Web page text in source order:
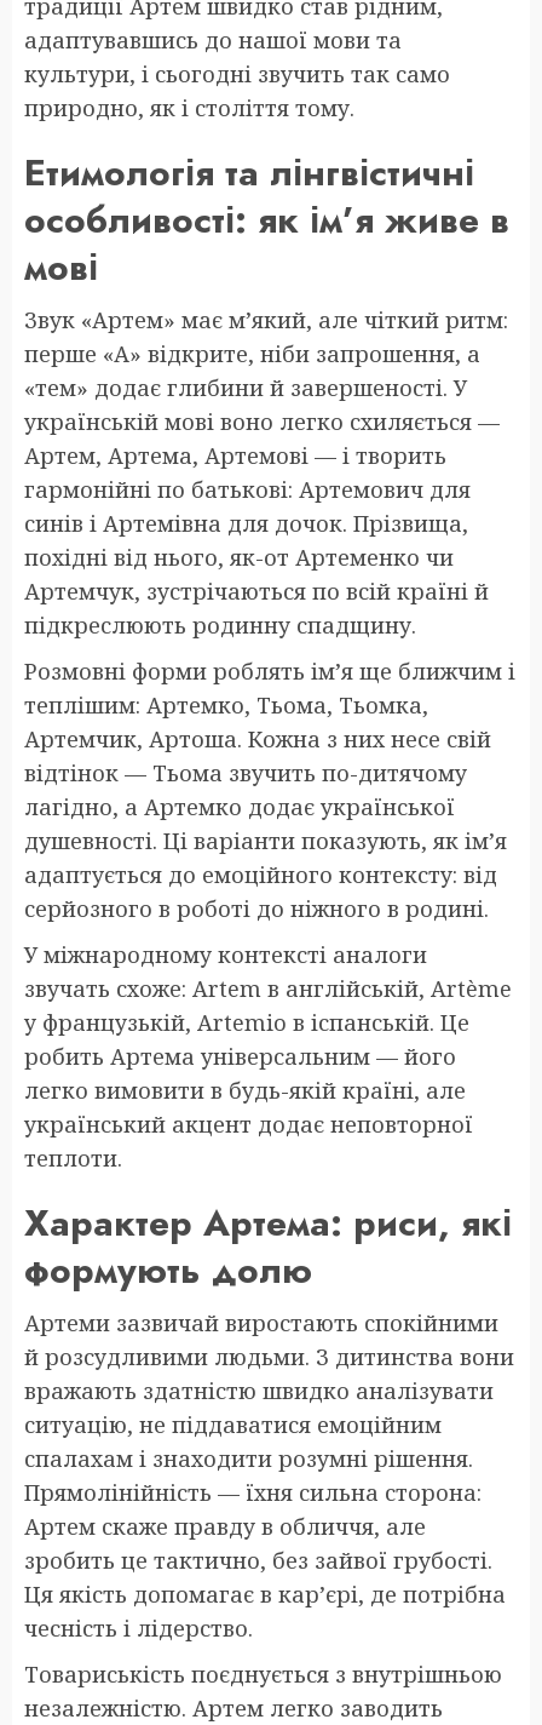
традиції Артем швидко став рідним,
адаптувавшись до нашої мови та
культури, і сьогодні звучить так само
природно, як і століття тому.
Етимологія та лінгвістичні
особливості: як ім’я живе в
мові
Звук «Артем» має м’який, але чіткий ритм:
перше «А» відкрите, ніби запрошення, а
«тем» додає глибини й завершеності. У
українській мові воно легко схиляється —
Артем, Артема, Артемові — і творить
гармонійні по батькові: Артемович для
синів і Артемівна для дочок. Прізвища,
похідні від нього, як-от Артеменко чи
Артемчук, зустрічаються по всій країні й
підкреслюють родинну спадщину.
Розмовні форми роблять ім’я ще ближчим і
теплішим: Артемко, Тьома, Тьомка,
Артемчик, Артоша. Кожна з них несе свій
відтінок — Тьома звучить по-дитячому
лагідно, а Артемко додає української
душевності. Ці варіанти показують, як ім’я
адаптується до емоційного контексту: від
серйозного в роботі до ніжного в родині.
У міжнародному контексті аналоги
звучать схоже: Artem в англійській, Artème
у французькій, Artemio в іспанській. Це
робить Артема універсальним — його
легко вимовити в будь-якій країні, але
український акцент додає неповторної
теплоти.
Характер Артема: риси, які
формують долю
Артеми зазвичай виростають спокійними
й розсудливими людьми. З дитинства вони
вражають здатністю швидко аналізувати
ситуацію, не піддаватися емоційним
спалахам і знаходити розумні рішення.
Прямолінійність — їхня сильна сторона:
Артем скаже правду в обличчя, але
зробить це тактично, без зайвої грубості.
Ця якість допомагає в кар’єрі, де потрібна
чесність і лідерство.
Товариськість поєднується з внутрішньою
незалежністю. Артем легко заводить